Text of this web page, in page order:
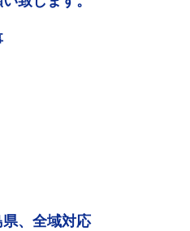
、全域対応